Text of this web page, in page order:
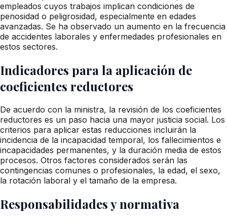
empleados cuyos trabajos implican condiciones de
penosidad o peligrosidad, especialmente en edades
avanzadas. Se ha observado un aumento en la frecuencia
de accidentes laborales y enfermedades profesionales en
estos sectores.
Indicadores para la aplicación de
coeficientes reductores
De acuerdo con la ministra, la revisión de los coeficientes
reductores es un paso hacia una mayor justicia social. Los
criterios para aplicar estas reducciones incluirán la
incidencia de la incapacidad temporal, los fallecimientos e
incapacidades permanentes, y la duración media de estos
procesos. Otros factores considerados serán las
contingencias comunes o profesionales, la edad, el sexo,
la rotación laboral y el tamaño de la empresa.
Responsabilidades y normativa